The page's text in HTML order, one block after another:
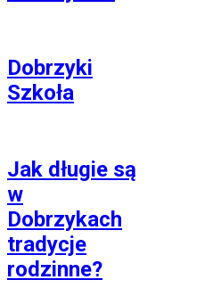
Dobrzyki
Szkoła
Jak długie są
w
Dobrzykach
tradycje
rodzinne?